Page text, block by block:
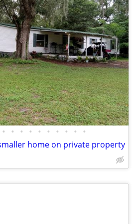
• • • • • • • • • •
home on private property